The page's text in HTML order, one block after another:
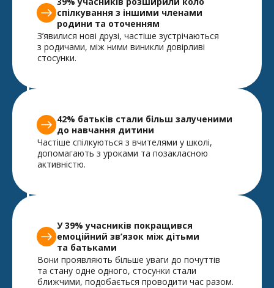
спілкування з іншими членами
родини та оточенням
З’явилися нові друзі, частіше зустрічаються
з родичами, між ними виникли довірливі
стосунки.
42% батьків стали більш залученими
до навчання дитини
Частіше спілкуються з вчителями у школі,
допомагають з уроками та позакласною
активністю.
У 39% учасників покращився
емоційний зв’язок між дітьми
та батьками
Вони проявляють більше уваги до почуттів
та стану одне одного, стосунки стали
ближчими, подобається проводити час разом.